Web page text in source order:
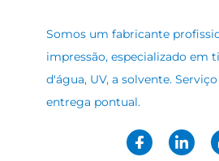
Somos um fabricante
impressão, especializado em
d'água, UV, a solvente.
entrega pontual.